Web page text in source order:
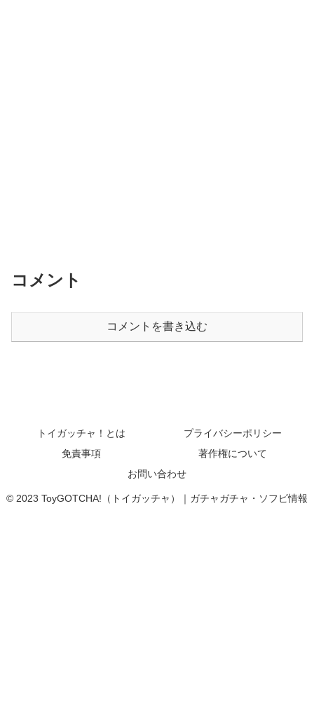
コメント
コメントを書き込む
トイガッチャ！とは
プライバシーポリシー
免責事項
著作権について
お問い合わせ
© 2023 ToyGOTCHA!（トイガッチャ）｜ガチャガチャ・ソフビ情報